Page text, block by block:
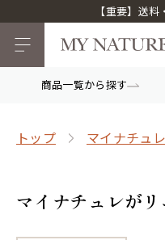
【重要】送
商品一覧から探す
トップ マイナチュ
マイナチュレが